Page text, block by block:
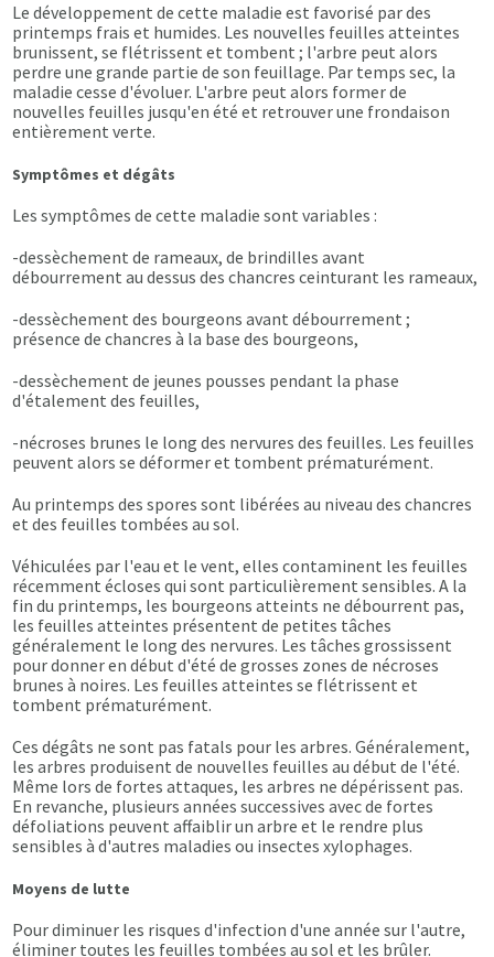
Le développement de cette maladie est favorisé par des
printemps frais et humides. Les nouvelles feuilles atteintes
brunissent, se flétrissent et tombent ; l'arbre peut alors
perdre une grande partie de son feuillage. Par temps sec, la
maladie cesse d'évoluer. L'arbre peut alors former de
nouvelles feuilles jusqu'en été et retrouver une frondaison
entièrement verte.
Symptômes et dégâts
Les symptômes de cette maladie sont variables :
-dessèchement de rameaux, de brindilles avant
débourrement au dessus des chancres ceinturant les rameaux,
-dessèchement des bourgeons avant débourrement ;
présence de chancres à la base des bourgeons,
-dessèchement de jeunes pousses pendant la phase
d'étalement des feuilles,
-nécroses brunes le long des nervures des feuilles. Les feuilles
peuvent alors se déformer et tombent prématurément.
Au printemps des spores sont libérées au niveau des chancres
et des feuilles tombées au sol.
Véhiculées par l'eau et le vent, elles contaminent les feuilles
récemment écloses qui sont particulièrement sensibles. A la
fin du printemps, les bourgeons atteints ne débourrent pas,
les feuilles atteintes présentent de petites tâches
généralement le long des nervures. Les tâches grossissent
pour donner en début d'été de grosses zones de nécroses
brunes à noires. Les feuilles atteintes se flétrissent et
tombent prématurément.
Ces dégâts ne sont pas fatals pour les arbres. Généralement,
les arbres produisent de nouvelles feuilles au début de l'été.
Même lors de fortes attaques, les arbres ne dépérissent pas.
En revanche, plusieurs années successives avec de fortes
défoliations peuvent affaiblir un arbre et le rendre plus
sensibles à d'autres maladies ou insectes xylophages.
Moyens de lutte
Pour diminuer les risques d'infection d'une année sur l'autre,
éliminer toutes les feuilles tombées au sol et les brûler.